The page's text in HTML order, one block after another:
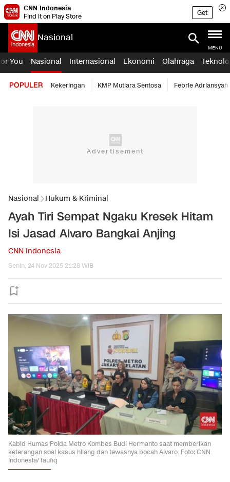
CNN Indonesia
Find it on Play Store
Get
Nasional
MENU
You Nasional Internasional Ekonomi Olahraga
POPULER Kekeringan KMP Mutiara Sentosa Febrie Adriansyah
Nasional Hukum & Kriminal
Ayah Tiri Sempat Ngaku Kresek Hitam
Isi Jasad Alvaro Bangkai Anjing
CNN Indonesia
Senin, 24 Nov 2025 21:28 WIB
Kabid Humas Polda Metro Kombes Budi Hermanto saat memberikan
keterangan soal kasus hilang dan tewasnya bocah Alvaro. Foto: CNN
Indonesia/Taufiq